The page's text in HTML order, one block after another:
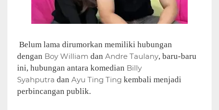
Belum lama dirumorkan memiliki hubungan
dengan Boy William dan Andre Taulany, baru-baru
ini, hubungan antara komedian Billy
Syahputra dan Ayu Ting Ting kembali menjadi
perbincangan publik.